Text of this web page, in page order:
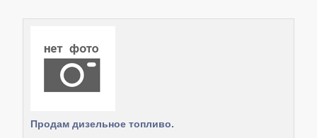
Продам дизельное топливо.